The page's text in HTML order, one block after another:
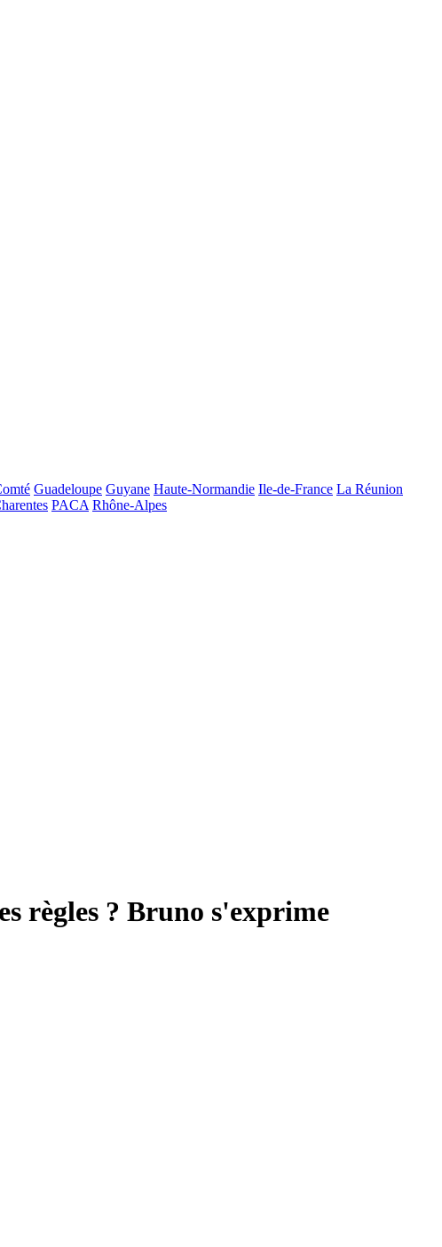
Guadeloupe Guyane Haute-Normandie Ile-de-France La Réunion
PACA Rhône-Alpes
règles ? Bruno s'exprime